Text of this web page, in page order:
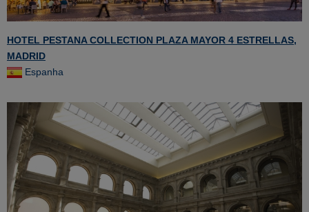
HOTEL PESTANA COLLECTION PLAZA MAYOR 4 ESTRELLAS,
MADRID
Espanha